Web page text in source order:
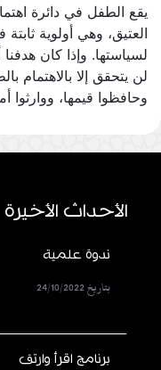
يقع الطفل في دائرة
العتيق، وهي أولوية
لسياستها. وإذا كان
لن يتحقق إلا بالاهتمام
وحافظوا قيمها، ووارثوا
الأحداث الأخيرة
ندوة علمية
بتاريخ 24/10/2022
برنامج اقرأ وارتق